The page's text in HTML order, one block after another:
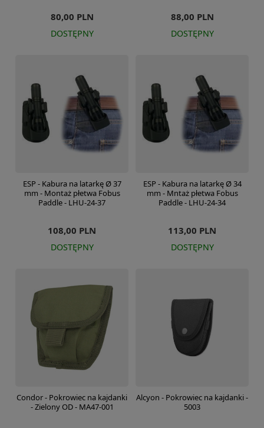
80,00 PLN
DOSTĘPNY
88,00 PLN
DOSTĘPNY
ESP - Kabura na latarkę Ø 37
mm - Montaż płetwa Fobus
Paddle - LHU-24-37
108,00 PLN
DOSTĘPNY
ESP - Kabura na latarkę Ø 34
mm - Mntaż płetwa Fobus
Paddle - LHU-24-34
113,00 PLN
DOSTĘPNY
Condor - Pokrowiec na kajdanki
- Zielony OD - MA47-001
Alcyon - Pokrowiec na kajdanki -
5003